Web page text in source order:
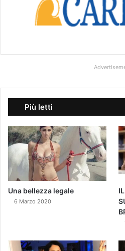
Più letti
Una bellezza legale
6 Marzo 2020